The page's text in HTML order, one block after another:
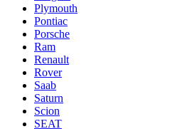
Plymouth
Pontiac
Porsche
Ram
Renault
Rover
Saab
Saturn
Scion
SEAT